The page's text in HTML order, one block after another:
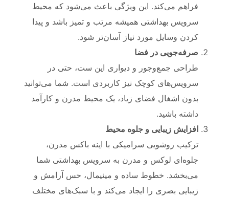
فراهم می‌کند. این ویژگی باعث می‌شود که محیط
سرویس بهداشتی همیشه مرتب و تمیز باشد و پیدا
کردن وسایل مورد نیاز آسان‌تر شود.
صرفه‌جویی در فضا
طراحی جمع‌وجور و دیواری این ست، حتی در
سرویس‌های کوچک نیز کاربردی است. شما می‌توانید
بدون اشغال فضای زیاد، یک محیط مدرن و کارآمد
داشته باشید.
افزایش زیبایی و جلوه محیط
ترکیب روشویی سرامیکی با اینه باکس مدرن،
جلوه‌ای لوکس و مدرن به سرویس بهداشتی شما
می‌بخشد. خطوط ساده و مینیمال، حس آرامش و
زیبایی بصری را ایجاد می‌کند و با سبک‌های مختلف